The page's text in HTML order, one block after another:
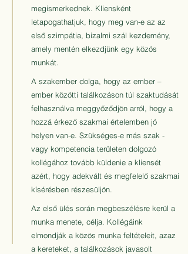
megismerkednek. Kliensként
letapogathatjuk, hogy meg van-e az az
első szimpátia, bizalmi szál kezdemény,
amely mentén elkezdjünk egy közös
munkát.
A szakember dolga, hogy az ember –
ember közötti találkozáson túl szaktudását
felhasználva meggyőződjön arról, hogy a
hozzá érkező szakmai értelemben jó
helyen van-e. Szükséges-e más szak -
vagy kompetencia területen dolgozó
kollégához tovább küldenie a kliensét
azért, hogy adekvált és megfelelő szakmai
kísérésben részesüljön.
Az első ülés során megbeszélésre kerül a
munka menete, célja. Kollégáink
elmondják a közös munka feltételeit, azaz
a kereteket, a találkozások javasolt